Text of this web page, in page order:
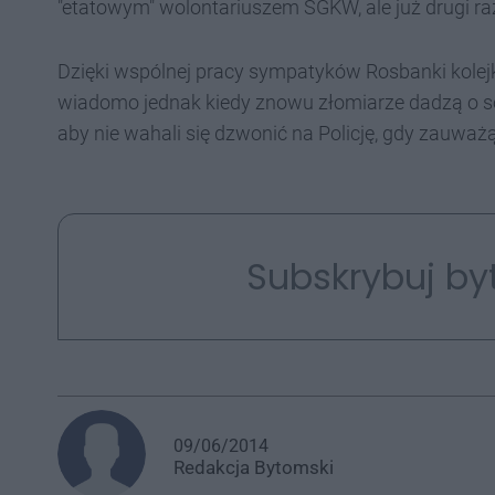
"etatowym" wolontariuszem SGKW, ale już drugi
Dzięki wspólnej pracy sympatyków Rosbanki
wiadomo jednak kiedy znowu złomiarze dadzą o
aby nie wahali się dzwonić na Policję, gdy
Subskrybuj
09/06/2014
Redakcja Bytomski